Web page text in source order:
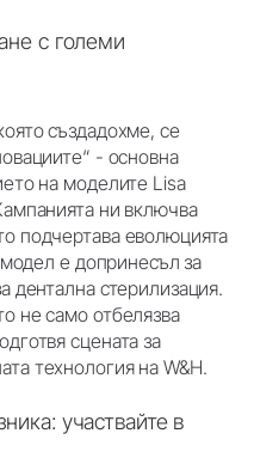
с големи
създадохме, се
- основна
на моделите Lisa
ни включва
подчертава еволюцията
е допринесъл за
дентална стерилизация.
не само отбелязва
сцената за
технология на W&H.
участвайте в